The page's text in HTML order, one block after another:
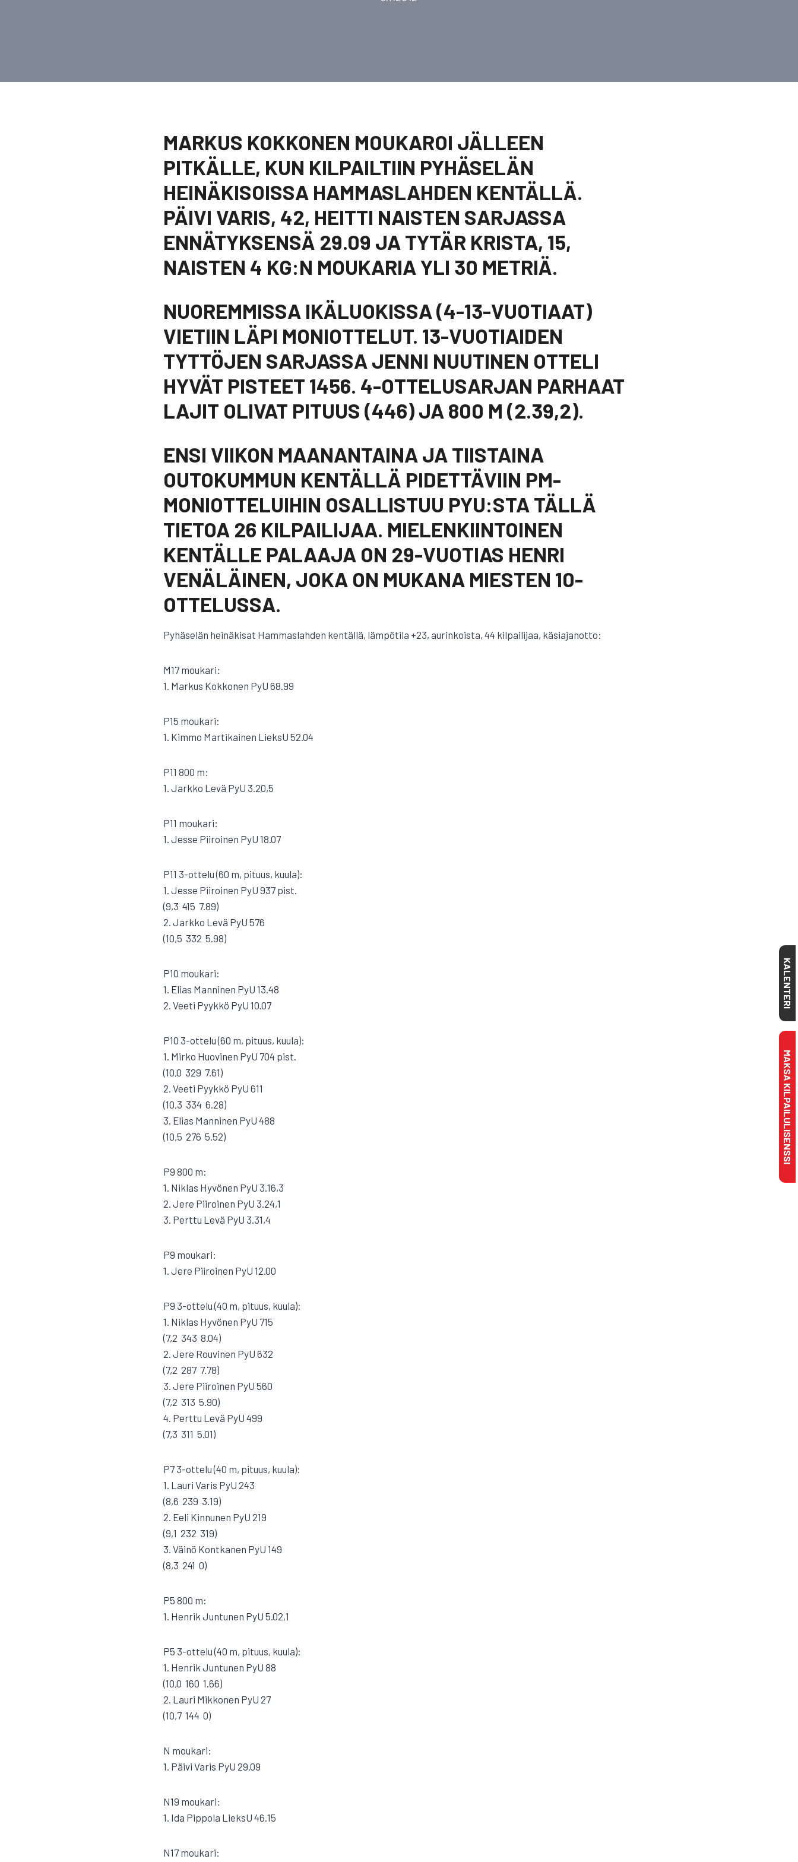
MARKUS KOKKONEN MOUKAROI JÄLLEEN
PITKÄLLE, KUN KILPAILTIIN PYHÄSELÄN
HEINÄKISOISSA HAMMASLAHDEN KENTÄLLÄ.
PÄIVI VARIS, 42, HEITTI NAISTEN SARJASSA
ENNÄTYKSENSÄ 29.09 JA TYTÄR KRISTA, 15,
NAISTEN 4 KG:N MOUKARIA YLI 30 METRIÄ.
NUOREMMISSA IKÄLUOKISSA (4-13-VUOTIAAT)
VIETIIN LÄPI MONIOTTELUT. 13-VUOTIAIDEN
TYTTÖJEN SARJASSA JENNI NUUTINEN OTTELI
HYVÄT PISTEET 1456. 4-OTTELUSARJAN PARHAAT
LAJIT OLIVAT PITUUS (446) JA 800 M (2.39,2).
ENSI VIIKON MAANANTAINA JA TIISTAINA
OUTOKUMMUN KENTÄLLÄ PIDETTÄVIIN PM-
MONIOTTELUIHIN OSALLISTUU PYU:STA TÄLLÄ
TIETOA 26 KILPAILIJAA. MIELENKIINTOINEN
KENTÄLLE PALAAJA ON 29-VUOTIAS HENRI
VENÄLÄINEN, JOKA ON MUKANA MIESTEN 10-
OTTELUSSA.
Pyhäselän heinäkisat Hammaslahden kentällä, lämpötila +23, aurinkoista, 44 kilpailijaa, käsiajanotto:
M17 moukari:
1. Markus Kokkonen PyU 68.99
P15 moukari:
1. Kimmo Martikainen LieksU 52.04
P11 800 m:
1. Jarkko Levä PyU 3.20,5
P11 moukari:
1. Jesse Piiroinen PyU 18.07
P11 3-ottelu (60 m, pituus, kuula):
1. Jesse Piiroinen PyU 937 pist.
(9,3  415  7.89)
2. Jarkko Levä PyU 576
(10,5  332  5.98)
P10 moukari:
1. Elias Manninen PyU 13.48
2. Veeti Pyykkö PyU 10.07
P10 3-ottelu (60 m, pituus, kuula):
1. Mirko Huovinen PyU 704 pist.
(10,0  329  7.61)
2. Veeti Pyykkö PyU 611
(10,3  334  6.28)
3. Elias Manninen PyU 488
(10,5  276  5.52)
P9 800 m:
1. Niklas Hyvönen PyU 3.16,3
2. Jere Piiroinen PyU 3.24,1
3. Perttu Levä PyU 3.31,4
P9 moukari:
1. Jere Piiroinen PyU 12.00
P9 3-ottelu (40 m, pituus, kuula):
1. Niklas Hyvönen PyU 715
(7,2  343  8.04)
2. Jere Rouvinen PyU 632
(7,2  287  7.78)
3. Jere Piiroinen PyU 560
(7,2  313  5.90)
4. Perttu Levä PyU 499
(7,3  311  5.01)
P7 3-ottelu (40 m, pituus, kuula):
1. Lauri Varis PyU 243
(8,6  239  3.19)
2. Eeli Kinnunen PyU 219
(9,1  232  319)
3. Väinö Kontkanen PyU 149
(8,3  241  0)
P5 800 m:
1. Henrik Juntunen PyU 5.02,1
P5 3-ottelu (40 m, pituus, kuula):
1. Henrik Juntunen PyU 88
(10,0  160  1.66)
2. Lauri Mikkonen PyU 27
(10,7  144  0)
N moukari:
1. Päivi Varis PyU 29.09
N19 moukari:
1. Ida Pippola LieksU 46.15
N17 moukari:
KALENTERI
MAKSA KILPAILULISENSSI